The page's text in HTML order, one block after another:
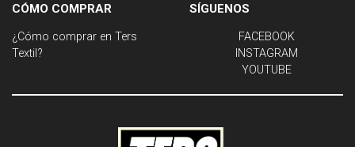
CÓMO COMPRAR
¿Cómo comprar en Ters
Textil?
SÍGUENOS
FACEBOOK
INSTAGRAM
YOUTUBE